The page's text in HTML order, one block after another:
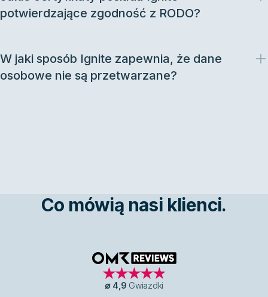
potwierdzające zgodność z RODO?
W jaki sposób Ignite zapewnia, że dane
osobowe nie są przetwarzane?
Co mówią nasi klienci.
OMR Reviews
∅ 4,9 Gwiazdki